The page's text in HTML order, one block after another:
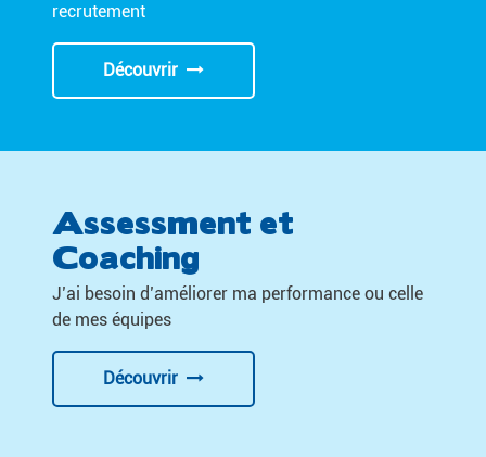
recrutement
Découvrir
Assessment et
Coaching
J’ai besoin d’améliorer ma performance ou celle
de mes équipes
Découvrir